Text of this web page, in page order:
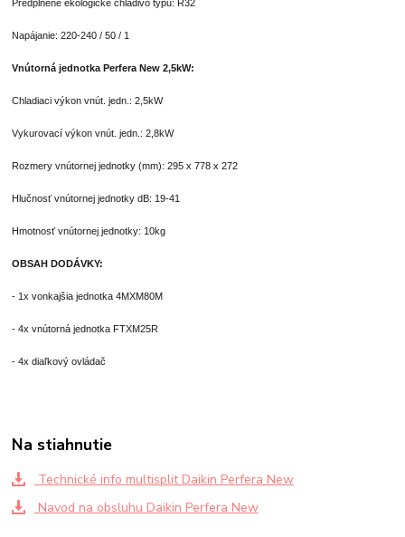
Predplnené ekologické chladivo typu: R32
Napájanie: 220-240 / 50 / 1
Vnútorná jednotka Perfera New 2,5kW:
Chladiaci výkon vnút. jedn.: 2,5kW
Vykurovací výkon vnút. jedn.: 2,8kW
Rozmery vnútornej jednotky (mm): 295 x 778 x 272
Hlučnosť vnútornej jednotky dB: 19-41
Hmotnosť vnútornej jednotky: 10kg
OBSAH DODÁVKY:
- 1x vonkajšia jednotka 4MXM80M
- 4x vnútorná jednotka FTXM25R
- 4x diaľkový ovládač
Na stiahnutie
Technické info multisplit Daikin Perfera New
Navod na obsluhu Daikin Perfera New